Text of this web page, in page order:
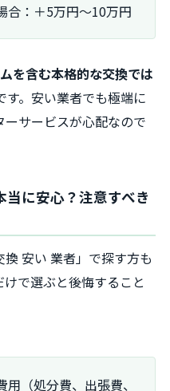
合：＋5万円～10万円
を含む本格的な交換では
す。安い業者でも極端に
サービスが心配なので
当に安心？注意すべき
安い 業者」で探す方も
で選ぶと後悔すること
（処分費、出張費、